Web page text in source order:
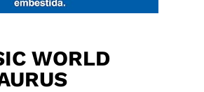
WORLD